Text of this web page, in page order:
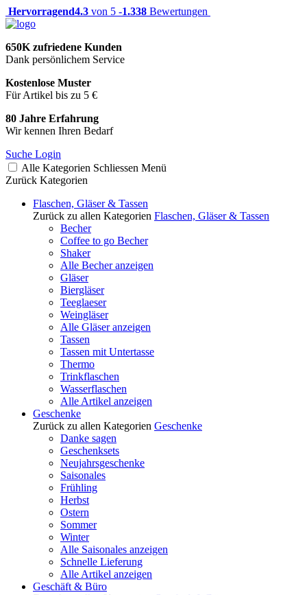
Hervorragend4.3 von 5 -1.338 Bewertungen
650K zufriedene Kunden
Dank persönlichem Service
Kostenlose Muster
Für Artikel bis zu 5 €
80 Jahre Erfahrung
Wir kennen Ihren Bedarf
Suche Login
Alle Kategorien Schliessen Menü
Zurück Kategorien
Flaschen, Gläser & Tassen
Zurück zu allen Kategorien Flaschen, Gläser & Tassen
Becher
Coffee to go Becher
Shaker
Alle Becher anzeigen
Gläser
Biergläser
Teeglaeser
Weingläser
Alle Gläser anzeigen
Tassen
Tassen mit Untertasse
Thermo
Trinkflaschen
Wasserflaschen
Alle Artikel anzeigen
Geschenke
Zurück zu allen Kategorien Geschenke
Danke sagen
Geschenksets
Neujahrsgeschenke
Saisonales
Frühling
Herbst
Ostern
Sommer
Winter
Alle Saisonales anzeigen
Schnelle Lieferung
Alle Artikel anzeigen
Geschäft & Büro